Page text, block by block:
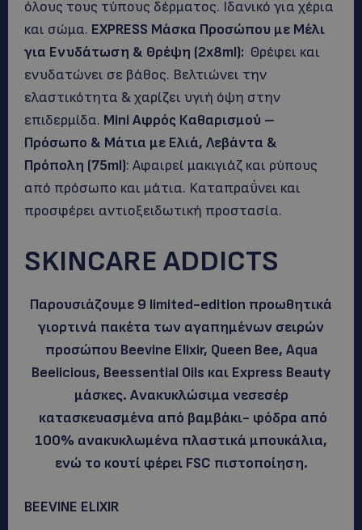
όλους τους τύπους δέρματος. Ιδανικό για χέρια
και σώμα. EXPRESS Μάσκα Προσώπου με Μέλι
για Ενυδάτωση & Θρέψη (2x8ml): Θρέφει και
ενυδατώνει σε βάθος. Βελτιώνει την
ελαστικότητα & χαρίζει υγιή όψη στην
επιδερμίδα. Mini Αφρός Καθαρισμού –
Πρόσωπο & Μάτια με Ελιά, Λεβάντα &
Πρόπολη (75ml): Αφαιρεί μακιγιάζ και ρύπους
από πρόσωπο και μάτια. Καταπραΰνει και
προσφέρει αντιοξειδωτική προστασία.
SKINCARE ADDICTS
Παρουσιάζουμε 9 limited-edition προωθητικά
γιορτινά πακέτα των αγαπημένων σειρών
προσώπου Beevine Elixir, Queen Bee, Aqua
Beelicious, Beessential Oils και Express Beauty
μάσκες. Ανακυκλώσιμα νεσεσέρ
κατασκευασμένα από βαμβάκι- φόδρα από
100% ανακυκλωμένα πλαστικά μπουκάλια,
ενώ το κουτί φέρει FSC πιστοποίηση.
BEEVINE ELIXIR